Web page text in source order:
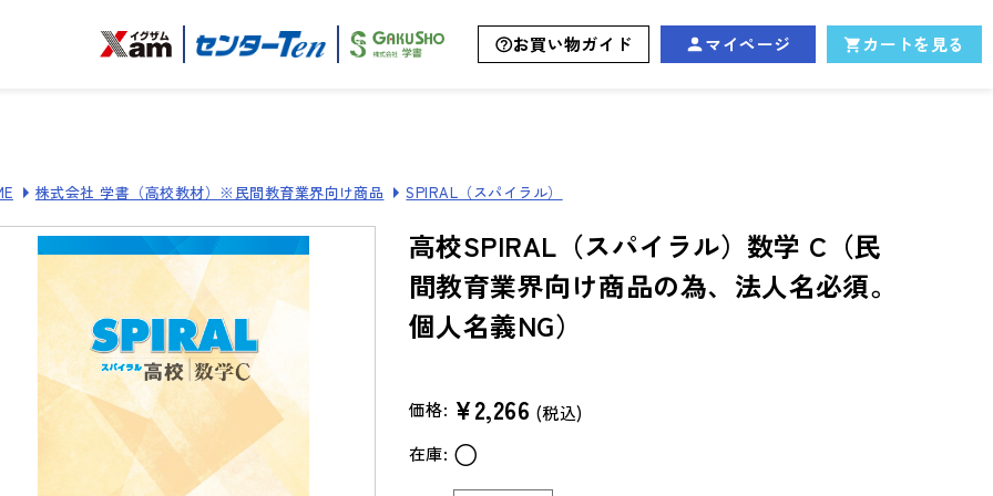
お買い物ガイド マイページ カートを見る
株式会社 学書（高校教材）※民間教育業界向け商品 SPIRAL（スパイラル）
高校SPIRAL（スパイラル）数学 C（民
間教育業界向け商品の為、法人名必須。
個人名義NG）
価格: ¥2,266 (税込)
在庫: ○